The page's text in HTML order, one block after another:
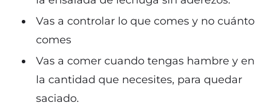
Vas a controlar lo que comes y no cuánto
comes
Vas a comer cuando tengas hambre y en
la cantidad que necesites, para quedar
saciado.